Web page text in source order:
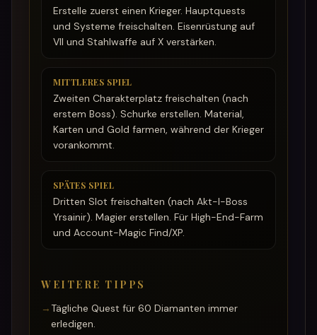
Erstelle zuerst einen Krieger. Hauptquests
und Systeme freischalten. Eisenrüstung auf
VII und Stahlwaffe auf X verstärken.
MITTLERES SPIEL
Zweiten Charakterplatz freischalten (nach
erstem Boss). Schurke erstellen. Material,
Karten und Gold farmen, während der Krieger
vorankommt.
SPÄTES SPIEL
Dritten Slot freischalten (nach Akt-I-Boss
Yrsainir). Magier erstellen. Für High-End-Farm
und Account-Magic Find/XP.
WEITERE TIPPS
→ Tägliche Quest für 60 Diamanten immer
erledigen.